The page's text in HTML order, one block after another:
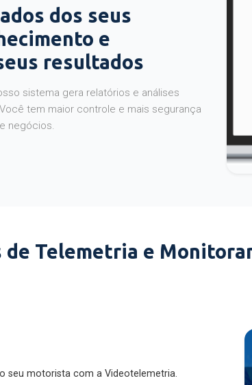
dos seus
e
resultados
sistema gera relatórios e análises
tem maior controle e mais segurança
negócios.
de Telemetria e
seu motorista com a Videotelemetria.